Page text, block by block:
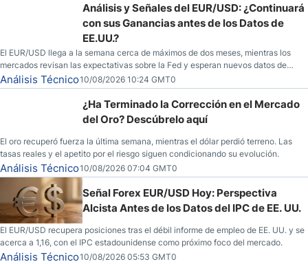
Análisis y Señales del EUR/USD: ¿Continuará
con sus Ganancias antes de los Datos de
EE.UU.?
El EUR/USD llega a la semana cerca de máximos de dos meses, mientras los
mercados revisan las expectativas sobre la Fed y esperan nuevos datos de
inflación de EE. UU.
Análisis Técnico10/08/2026 10:24 GMT0
¿Ha Terminado la Corrección en el Mercado
del Oro? Descúbrelo aquí
El oro recuperó fuerza la última semana, mientras el dólar perdió terreno. Las
tasas reales y el apetito por el riesgo siguen condicionando su evolución.
Análisis Técnico10/08/2026 07:04 GMT0
Señal Forex EUR/USD Hoy: Perspectiva
Alcista Antes de los Datos del IPC de EE. UU.
El EUR/USD recupera posiciones tras el débil informe de empleo de EE. UU. y se
acerca a 1,16, con el IPC estadounidense como próximo foco del mercado.
Análisis Técnico10/08/2026 05:53 GMT0